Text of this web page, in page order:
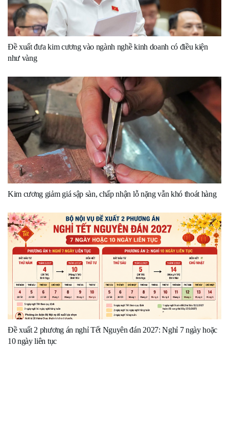
Đề xuất đưa kim cương vào ngành nghề kinh doanh có điều kiện
như vàng
Kim cương giảm giá sập sàn, chấp nhận lỗ nặng vẫn khó thoát hàng
Đề xuất 2 phương án nghỉ Tết Nguyên đán 2027: Nghỉ 7 ngày hoặc
10 ngày liên tục